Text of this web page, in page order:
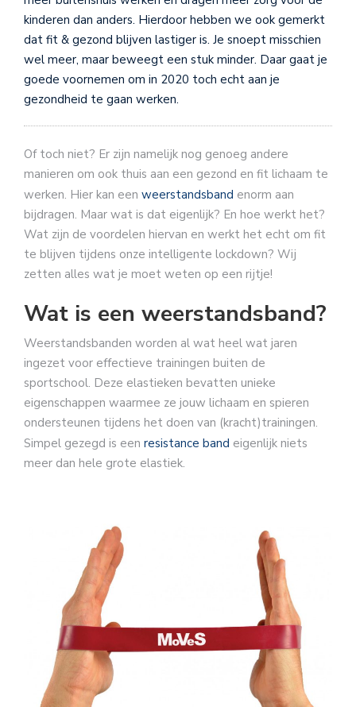
kinderen dan anders. Hierdoor hebben we ook gemerkt
dat fit & gezond blijven lastiger is. Je snoept misschien
wel meer, maar beweegt een stuk minder. Daar gaat je
goede voornemen om in 2020 toch echt aan je
gezondheid te gaan werken.
Of toch niet? Er zijn namelijk nog genoeg andere
manieren om ook thuis aan een gezond en fit lichaam te
werken. Hier kan een weerstandsband enorm aan
bijdragen. Maar wat is dat eigenlijk? En hoe werkt het?
Wat zijn de voordelen hiervan en werkt het echt om fit
te blijven tijdens onze intelligente lockdown? Wij
zetten alles wat je moet weten op een rijtje!
Wat is een weerstandsband?
Weerstandsbanden worden al wat heel wat jaren
ingezet voor effectieve trainingen buiten de
sportschool. Deze elastieken bevatten unieke
eigenschappen waarmee ze jouw lichaam en spieren
ondersteunen tijdens het doen van (kracht)trainingen.
Simpel gezegd is een resistance band eigenlijk niets
meer dan hele grote elastiek.